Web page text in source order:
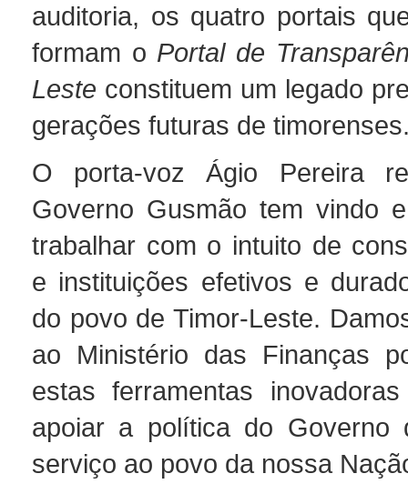
auditoria, os quatro portais
formam o Portal de
Leste constituem um legado
gerações futuras de
O porta-voz Ágio Pereira
Governo Gusmão tem vindo
trabalhar com o intuito de
e instituições efetivos e
do povo de Timor-Leste.
ao Ministério das Finanças
estas ferramentas
apoiar a política do Governo
serviço ao povo da nossa